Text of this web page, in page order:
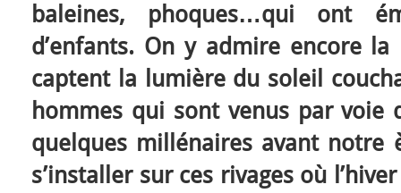
baleines, phoques…qui ont
d’enfants. On y admire encore
captent la lumière du soleil
hommes qui sont venus par voie
quelques millénaires avant notre
s’installer sur ces rivages où